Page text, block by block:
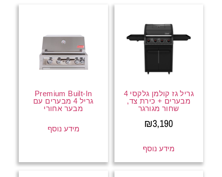
גריל גז קולמן גלקסי 4
מבערים + כירת צד,
שחור מגורגר
₪3,190
מידע נוסף
Premium Built-In
גריל 4 מבערים עם
מבער אחורי
מידע נוסף